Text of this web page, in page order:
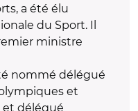
a été élu
du Sport. Il
ministre
nommé délégué
et
et délégué